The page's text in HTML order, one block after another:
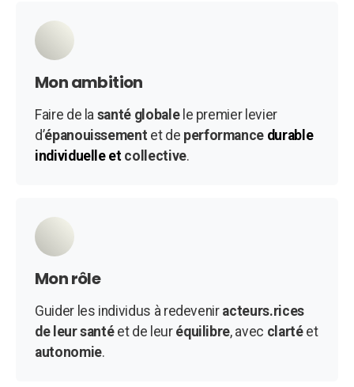
Mon ambition
Faire de la santé globale le premier levier
d’épanouissement et de performance durable
individuelle et collective.
Mon rôle
Guider les individus à redevenir acteurs.rices
de leur santé et de leur équilibre, avec clartéet
autonomie.